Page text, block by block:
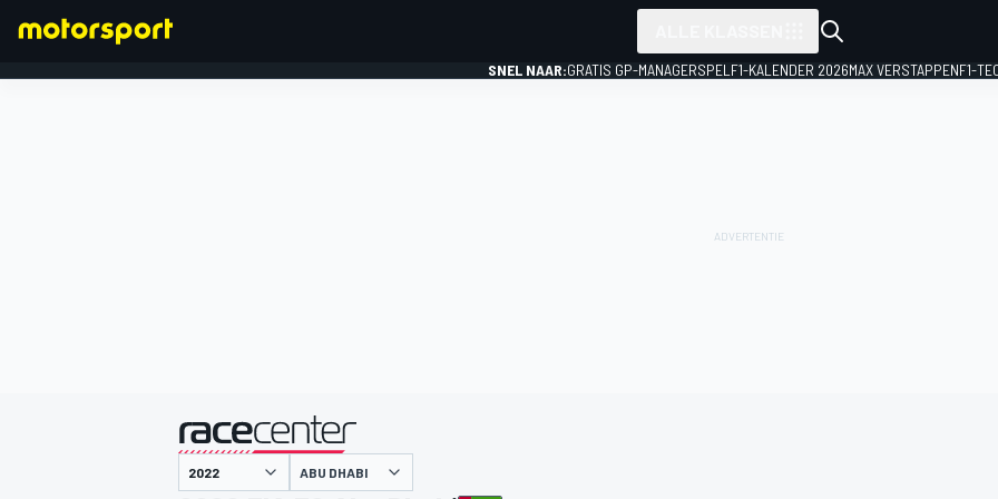
SNEL NAAR:GRATIS GP-MANAGERSPEL F1-KALENDER 2026MAX VERSTAPPENF1-
gepresenteerd door
ABU DHABI